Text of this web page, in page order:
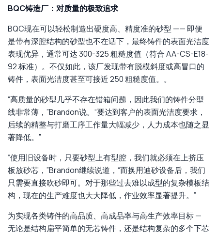
BQC铸造厂：对质量的极致追求
BQC现在可以轻松制造出硬度高、精度准的砂型 —— 即便
是带有深腔结构的砂型也不在话下，最终铸件的表面光洁度
表现优异，通常可达 300-325 粗糙度值（符合 AA-CS-E18-
92 标准）。不仅如此，该厂发现带有脱模斜度或高冒口的
铸件，表面光洁度甚至可接近 250 粗糙度值。。
“高质量的砂型几乎不存在错箱问题，因此我们的铸件分型
线非常薄，”Brandon说。“要达到客户的表面光洁度要求，
后续的精整与打磨工序工作量大幅减少，人力成本也随之显
著降低。”
“使用旧设备时，只要砂型上有型腔，我们就必须在上挤压
板放砂芯，”Brandon继续说道，“而换用迪砂设备后，我们
只需要直接吹砂即可。对于那些过去难以成型的复杂模板结
构，现在的生产难度也大大降低，作业效率显著提升。”
为实现各类铸件的高品质、高成品率与高生产效率目标 —
无论是结构扁平简单的无芯铸件，还是结构复杂的多个下芯